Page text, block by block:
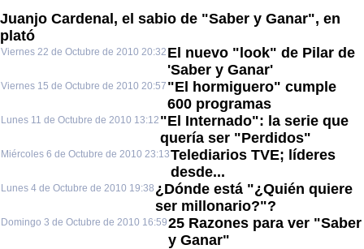
Juanjo Cardenal, el sabio de "Saber y Ganar", en
plató
Viernes 22 de Octubre de 2010 20:32 El nuevo "look" de Pilar de
'Saber y Ganar'
Viernes 15 de Octubre de 2010 20:57 "El hormiguero" cumple
600 programas
Lunes 11 de Octubre de 2010 13:12 "El Internado": la serie que
quería ser "Perdidos"
Miércoles 6 de Octubre de 2010 23:13Telediarios TVE; líderes
desde...
Lunes 4 de Octubre de 2010 19:38 ¿Dónde está "¿Quién quiere
ser millonario?"?
Domingo 3 de Octubre de 2010 16:5925 Razones para ver "Saber
y Ganar"